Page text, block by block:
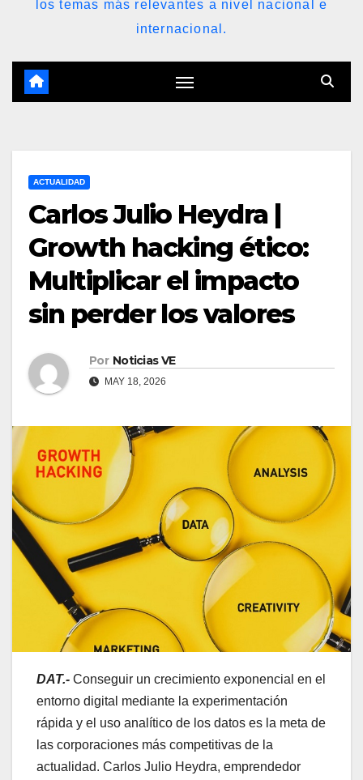
los temas más relevantes a nivel nacional e
internacional.
ACTUALIDAD
Carlos Julio Heydra |
Growth hacking ético:
Multiplicar el impacto
sin perder los valores
Por Noticias VE
MAY 18, 2026
DAT.- Conseguir un crecimiento exponencial en el
entorno digital mediante la experimentación
rápida y el uso analítico de los datos es la meta de
las corporaciones más competitivas de la
actualidad. Carlos Julio Heydra, emprendedor